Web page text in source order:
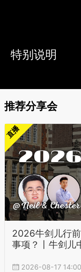
特别说明
推荐分享会
直播
2026牛剑儿行
事项？丨牛剑儿
2026-08-17 14:00